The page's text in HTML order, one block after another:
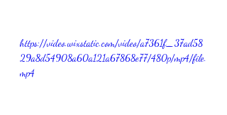
https://video.wixstatic.com/video/a7361f_37ad58
29a8d54908a60a121a67868e77/480p/mp4/file.
mp4